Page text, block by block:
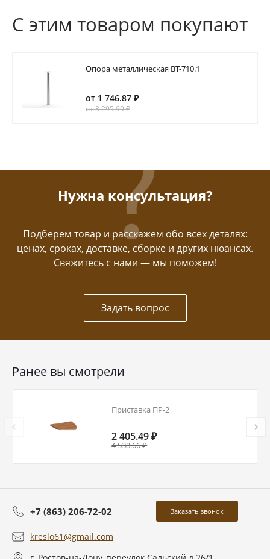
С этим товаром покупают
Опора металлическая BT-710.1
от 1 746.87 ₽
от 3 295.99 ₽
Нужна консультация?
Подберем товар и расскажем обо всех деталях:
ценах, сроках, доставке, сборке и других нюансах.
Свяжитесь с нами — мы поможем!
Задать вопрос
Ранее вы смотрели
Приставка ПР-2
2 405.49 ₽
4 538.66 ₽
+7 (863) 206-72-02 Заказать звонок
kreslo61@gmail.com